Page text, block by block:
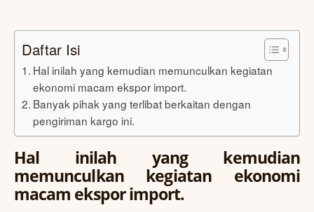
Daftar Isi
Hal inilah yang kemudian memunculkan kegiatan
ekonomi macam ekspor import.
Banyak pihak yang terlibat berkaitan dengan
pengiriman kargo ini.
Hal inilah yang kemudian
memunculkan kegiatan ekonomi
macam ekspor import.